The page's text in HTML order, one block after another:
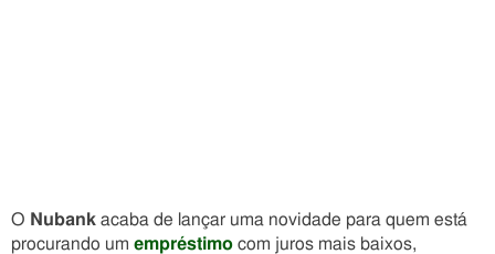
O Nubank acaba de lançar uma novidade para quem está
procurando um empréstimo com juros mais baixos,